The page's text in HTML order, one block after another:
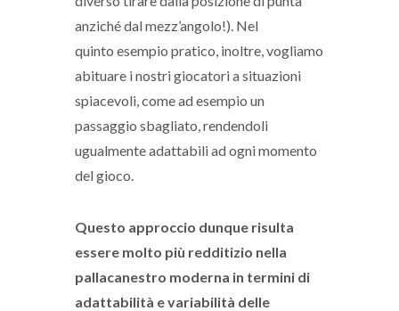
anziché dal mezz’angolo!). Nel
quinto esempio pratico, inoltre, vogliamo
abituare i nostri giocatori a situazioni
spiacevoli, come ad esempio un
passaggio sbagliato, rendendoli
ugualmente adattabili ad ogni momento
del gioco.
Questo approccio dunque risulta
essere molto più redditizio nella
pallacanestro moderna in termini di
adattabilità e variabilità delle